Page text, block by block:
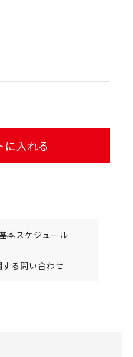
に入れる
本スケジュール
る問い合わせ